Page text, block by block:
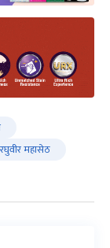
रघुवीर महासेठ